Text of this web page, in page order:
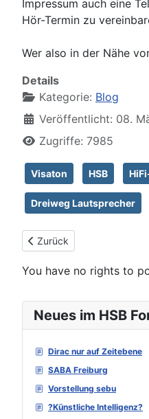
Neues im HSB
Dirac nur auf Zeitebene
SABA Freiburg
Vorstellung sebu
?Künstliche Intelligenz?
Impressum auch eine
Hör-Termin zu
Wer also in der Nähe
Details
Kategorie: Blog
Veröffentlicht: 08.
Zugriffe: 7985
Visaton HSB
Dreiweg Lautsprecher
Vorheriger Beitrag:
Zurück
You have no rights to